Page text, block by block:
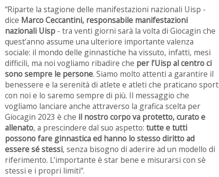
“Riparte la stagione delle manifestazioni nazionali Uisp -
dice Marco Ceccantini, responsabile manifestazioni
nazionali Uisp - tra venti giorni sarà la volta di Giocagin che
quest’anno assume una ulteriore importante valenza
sociale: il mondo delle ginnastiche ha vissuto, infatti, mesi
difficili, ma noi vogliamo ribadire che per l’Uisp al centro ci
sono sempre le persone. Siamo molto attenti a garantire il
benessere e la serenità di atlete e atleti che praticano sport
con noi e lo saremo sempre di più. Il messaggio che
vogliamo lanciare anche attraverso la grafica scelta per
Giocagin 2023 è che il nostro corpo va protetto, curato e
allenato, a prescindere dal suo aspetto: tutte e tutti
possono fare ginnastica ed hanno lo stesso diritto ad
essere sé stessi, senza bisogno di aderire ad un modello di
riferimento. L’importante è star bene e misurarsi con sè
stessi e i propri limiti”.